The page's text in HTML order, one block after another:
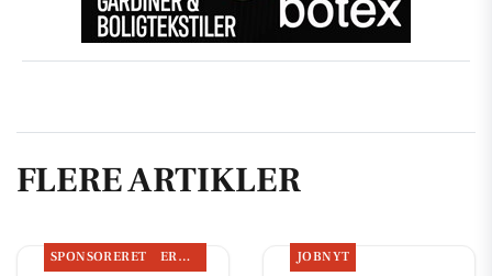
FLERE ARTIKLER
SPONSORERET ERHVERV JOBNYT